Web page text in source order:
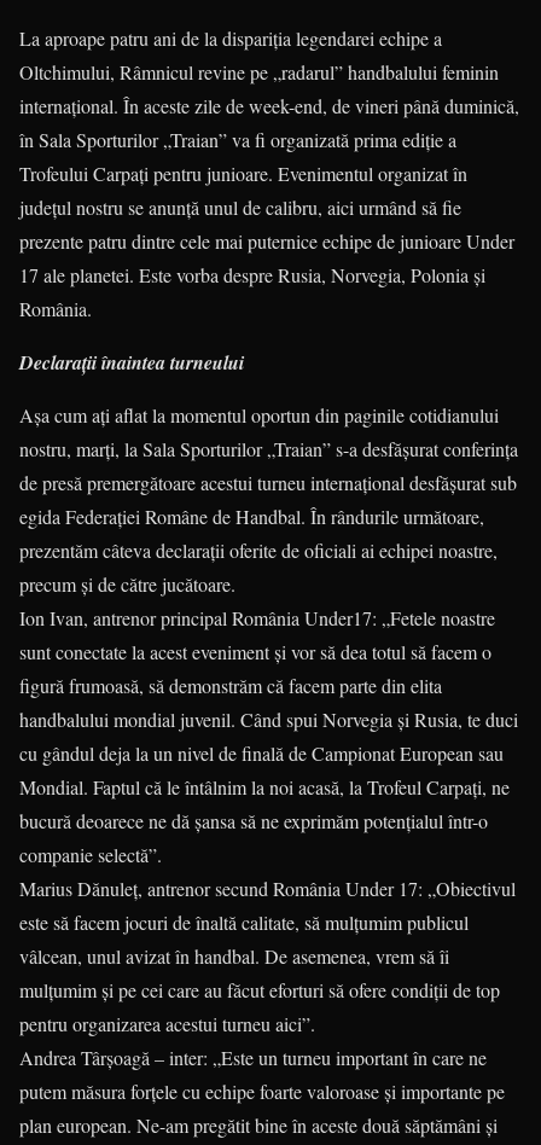
La aproape patru ani de la dispariția legendarei echipe a
Oltchimului, Râmnicul revine pe „radarul” handbalului feminin
internațional. În aceste zile de week-end, de vineri până duminică,
în Sala Sporturilor „Traian” va fi organizată prima ediție a
Trofeului Carpați pentru junioare. Evenimentul organizat în
județul nostru se anunță unul de calibru, aici urmând să fie
prezente patru dintre cele mai puternice echipe de junioare Under
17 ale planetei. Este vorba despre Rusia, Norvegia, Polonia și
România.
Declarații înaintea turneului
Așa cum ați aflat la momentul oportun din paginile cotidianului
nostru, marți, la Sala Sporturilor „Traian” s-a desfășurat conferința
de presă premergătoare acestui turneu internațional desfășurat sub
egida Federației Române de Handbal. În rândurile următoare,
prezentăm câteva declarații oferite de oficiali ai echipei noastre,
precum și de către jucătoare.
Ion Ivan, antrenor principal România Under17: „Fetele noastre
sunt conectate la acest eveniment și vor să dea totul să facem o
figură frumoasă, să demonstrăm că facem parte din elita
handbalului mondial juvenil. Când spui Norvegia și Rusia, te duci
cu gândul deja la un nivel de finală de Campionat European sau
Mondial. Faptul că le întâlnim la noi acasă, la Trofeul Carpați, ne
bucură deoarece ne dă șansa să ne exprimăm potențialul într-o
companie selectă”.
Marius Dănuleț, antrenor secund România Under 17: „Obiectivul
este să facem jocuri de înaltă calitate, să mulțumim publicul
vâlcean, unul avizat în handbal. De asemenea, vrem să îi
mulțumim și pe cei care au făcut eforturi să ofere condiții de top
pentru organizarea acestui turneu aici”.
Andrea Târșoagă – inter: „Este un turneu important în care ne
putem măsura forțele cu echipe foarte valoroase și importante pe
plan european. Ne-am pregătit bine în aceste două săptămâni și